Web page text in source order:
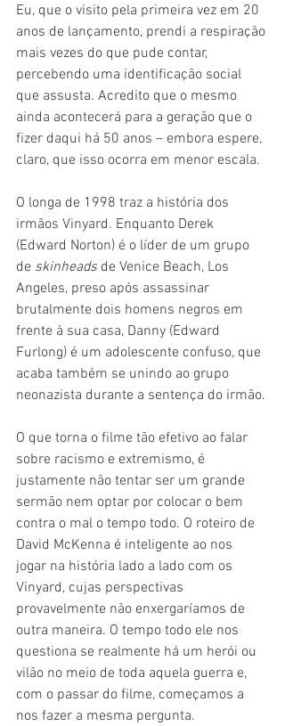
Eu, que o visito pela primeira vez em 20
anos de lançamento, prendi a respiração
mais vezes do que pude contar,
percebendo uma identificação social
que assusta. Acredito que o mesmo
ainda acontecerá para a geração que o
fizer daqui há 50 anos – embora espere,
claro, que isso ocorra em menor escala.
O longa de 1998 traz a história dos
irmãos Vinyard. Enquanto Derek
(Edward Norton) é o líder de um grupo
de skinheads de Venice Beach, Los
Angeles, preso após assassinar
brutalmente dois homens negros em
frente à sua casa, Danny (Edward
Furlong) é um adolescente confuso, que
acaba também se unindo ao grupo
neonazista durante a sentença do irmão.
O que torna o filme tão efetivo ao falar
sobre racismo e extremismo, é
justamente não tentar ser um grande
sermão nem optar por colocar o bem
contra o mal o tempo todo. O roteiro de
David McKenna é inteligente ao nos
jogar na história lado a lado com os
Vinyard, cujas perspectivas
provavelmente não enxergaríamos de
outra maneira. O tempo todo ele nos
questiona se realmente há um herói ou
vilão no meio de toda aquela guerra e,
com o passar do filme, começamos a
nos fazer a mesma pergunta.